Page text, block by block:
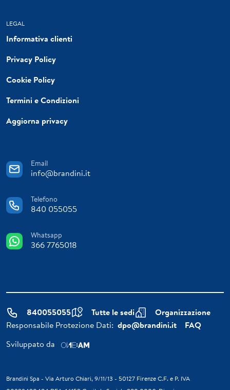
LEGAL
Informativa clienti
Privacy Policy
Cookie Policy
Termini e Condizioni
Aggiorna privacy
Email
info@brandini.it
Telefono
840 055055
Whatsapp
366 7765018
840055055 Tutte le sedi
Organizzazione
Responsabile Protezione Dati: dpo@brandini.it
FAQ
Sviluppato da
Brandini Spa - Via Arturo Chiari, 9/11/13 - 50127 Firenze C.F. e P. IVA